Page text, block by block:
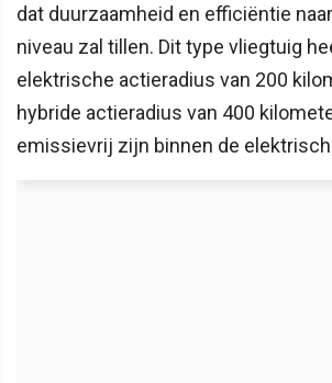
dat duurzaamheid en efficiëntie
niveau zal tillen. Dit type vliegtuig
elektrische actieradius van 200
hybride actieradius van 400
emissievrij zijn binnen de